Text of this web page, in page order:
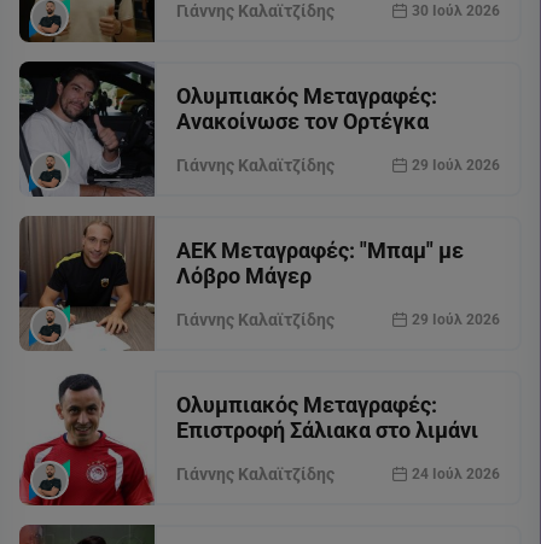
Γιάννης Καλαϊτζίδης 30 Ιούλ 2026
Ολυμπιακός Μεταγραφές:
Ανακοίνωσε τον Ορτέγκα
Γιάννης Καλαϊτζίδης 29 Ιούλ 2026
ΑΕΚ Μεταγραφές: "Μπαμ" με
Λόβρο Μάγερ
Γιάννης Καλαϊτζίδης 29 Ιούλ 2026
Ολυμπιακός Μεταγραφές:
Επιστροφή Σάλιακα στο λιμάνι
Γιάννης Καλαϊτζίδης 24 Ιούλ 2026